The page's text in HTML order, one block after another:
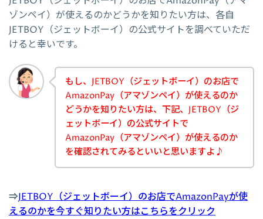
ゾンペイ）が使えるのかどうかを知りたい方は、各自
JETBOY（ジェットボーイ）の公式サイトを調べていただ
けると幸いです。
もし、JETBOY（ジェットボーイ）のお店で
AmazonPay（アマゾンペイ）が使えるのか
どうかを知りたい方は、下記、JETBOY（ジ
ェットボーイ）の公式サイトで
AmazonPay（アマゾンペイ）が使えるのか
を確認されてみるといいと思いますよ♪
⇒JETBOY（ジェットボーイ）のお店でAmazonPayが使
えるのかを今すぐ知りたい方はこちらをクリック